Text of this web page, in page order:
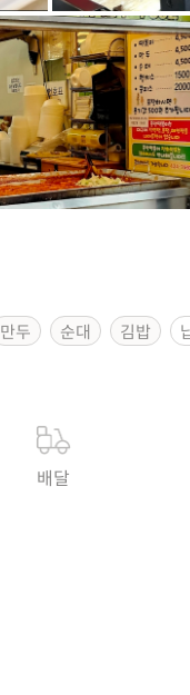
만두 순대 김밥
배달